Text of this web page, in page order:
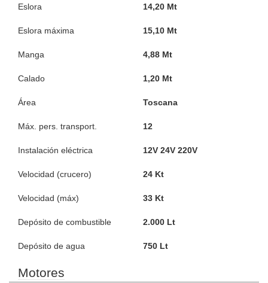
Eslora 14,20 Mt
Eslora máxima 15,10 Mt
Manga 4,88 Mt
Calado 1,20 Mt
Área Toscana
Máx. pers. transport. 12
Instalación eléctrica 12V 24V 220V
Velocidad (crucero) 24 Kt
Velocidad (máx) 33 Kt
Depósito de combustible 2.000 Lt
Depósito de agua 750 Lt
Motores